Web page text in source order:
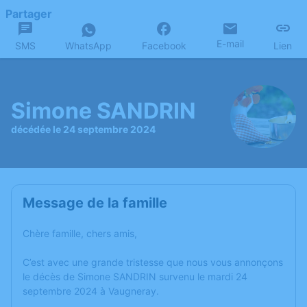
Partager
SMS WhatsApp Facebook E-mail Lien
Simone SANDRIN
décédée le 24 septembre 2024
Message de la famille
Chère famille, chers amis,
C’est avec une grande tristesse que nous vous annonçons
le décès de Simone SANDRIN survenu le mardi 24
septembre 2024 à Vaugneray.